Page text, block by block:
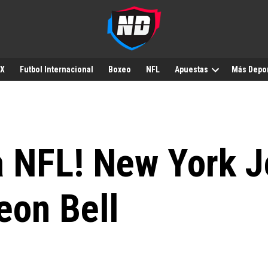
Futbol Internacional Boxeo NFL Apuestas Más
NFL! New York
Bell